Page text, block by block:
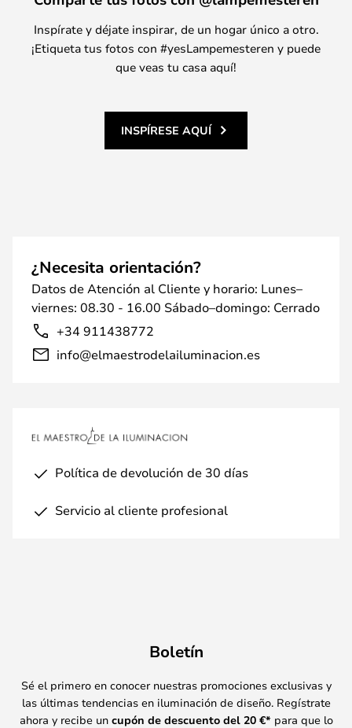
Inspírate y déjate inspirar, de un hogar único a otro.
¡Etiqueta tus fotos con #yesLampemesteren y puede
que veas tu casa aquí!
INSPÍRESE AQUÍ
¿Necesita orientación?
Datos de Atención al Cliente y horario: Lunes–
viernes: 08.30 - 16.00 Sábado–domingo: Cerrado
+34 911438772
info@elmaestrodelailuminacion.es
Política de devolución de 30 días
Servicio al cliente profesional
Boletín
Sé el primero en conocer nuestras promociones exclusivas y
las últimas tendencias en iluminación de diseño. Regístrate
ahora y recibe un cupón de descuento del 20 €* para que lo